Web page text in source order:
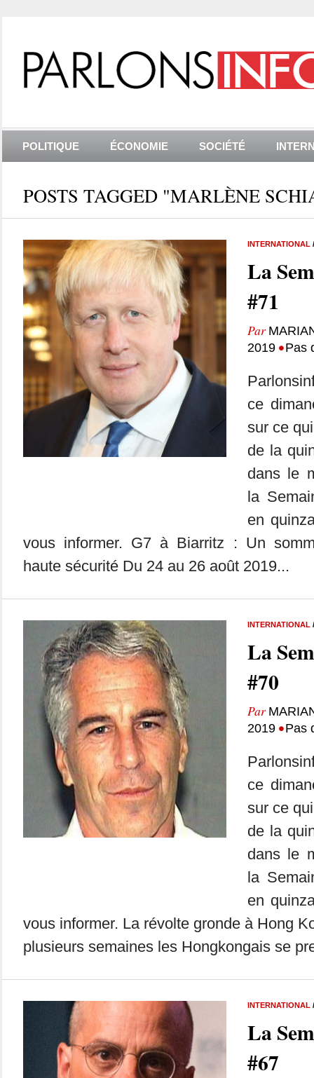
POLITIQUE ÉCONOMIE SOCIÉTÉ
POSTS TAGGED "MARLÈNE
INTERNATIONAL
La
#71
Par
2019 •Pas
ce
sur ce
de la
dans le
la
en
vous informer. G7 à Biarritz : Un
haute sécurité Du 24 au 26 août 2019...
INTERNATIONAL
La
#70
Par
2019 •Pas
ce
sur ce
de la
dans le
la
en
vous informer. La révolte gronde à Hong
plusieurs semaines les Hongkongais se
INTERNATIONAL
La
#67